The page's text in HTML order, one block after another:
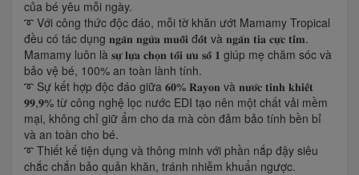
của bé yêu mỗi ngày.
➰ Với công thức độc đáo, mỗi tờ khăn ướt Mamamy Tropical
đều có tác dụng 𝐧𝐠𝐚̆𝐧 𝐧𝐠𝐮̛̀𝐚 𝐦𝐮𝐨̂̃𝐢 đ𝐨̂́𝐭 và 𝐧𝐠𝐚̆𝐧 𝐭𝐢𝐚 𝐜𝐮̛̣𝐜 𝐭𝐢́𝐦.
Mamamy luôn là 𝐬𝐮̛̣ 𝐥𝐮̛̣𝐚 𝐜𝐡𝐨̣𝐧 𝐭𝐨̂́𝐢 𝐮̛𝐮 𝐬𝐨̂́ 𝟏 giúp mẹ chăm sóc và
bảo vệ bé, 100% an toàn lành tính.
➰ Sự kết hợp độc đáo giữa 𝟔𝟎% 𝐑𝐚𝐲𝐨𝐧 và 𝐧𝐮̛𝐨̛́𝐜 𝐭𝐢𝐧𝐡 𝐤𝐡𝐢𝐞̂́𝐭
𝟗𝟗,𝟗% từ công nghệ lọc nước EDI tạo nên một chất vải mềm
mại, không chỉ giữ ẩm cho da mà còn đảm bảo tính bền bỉ
và an toàn cho bé.
➰ Thiết kế tiện dụng và thông minh với phần nắp đậy siêu
chắc chắn bảo quản khăn, tránh nhiễm khuẩn ngược.